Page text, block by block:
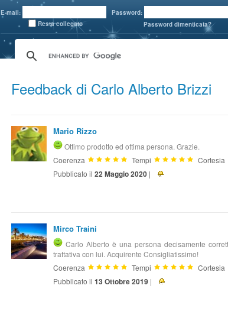
E-mail:
Password:
Resta collegato
Password dimenticata?
Feedback di Carlo Alberto Brizzi
Mario Rizzo
Ottimo prodotto ed ottima persona. Grazie.
Coerenza
Tempi Cortesia
Pubblicato il22 Maggio 2020 |
Mirco Traini
Carlo Alberto è una persona decisamente
trattativa con lui. Acquirente Consigliatissimo!
Coerenza
Tempi Cortesia
Pubblicato il13 Ottobre 2019 |